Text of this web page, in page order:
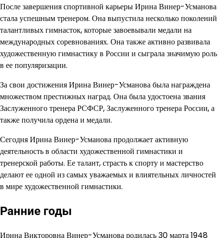
После завершения спортивной карьеры Ирина Винер-Усманова
стала успешным тренером. Она выпустила несколько поколений
талантливых гимнасток, которые завоевывали медали на
международных соревнованиях. Она также активно развивала
художественную гимнастику в России и сыграла значимую роль
в ее популяризации.
За свои достижения Ирина Винер-Усманова была награждена
множеством престижных наград. Она была удостоена звания
Заслуженного тренера РСФСР, Заслуженного тренера России, а
также получила ордена и медали.
Сегодня Ирина Винер-Усманова продолжает активную
деятельность в области художественной гимнастики и
тренерской работы. Ее талант, страсть к спорту и мастерство
делают ее одной из самых уважаемых и влиятельных личностей
в мире художественной гимнастики.
Ранние годы
Ирина Викторовна Винер-Усманова родилась 30 марта 1948